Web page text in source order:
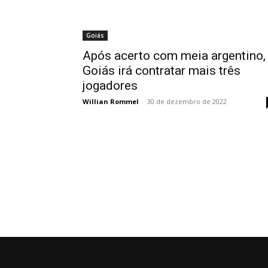
Goiás
Após acerto com meia argentino,
Goiás irá contratar mais três
jogadores
Willian Rommel - 30 de dezembro de 2022